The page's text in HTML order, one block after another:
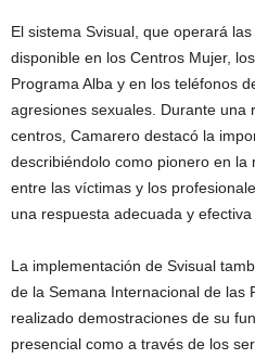
El sistema Svisual, que operará
disponible en los Centros Mujer,
Programa Alba y en los teléfonos
agresiones sexuales. Durante una
centros, Camarero destacó la
describiéndolo como pionero en la
entre las víctimas y los
una respuesta adecuada y efectiva
La implementación de Svisual
de la Semana Internacional de las
realizado demostraciones de su
presencial como a través de los